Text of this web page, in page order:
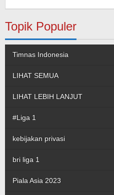
Topik Populer
Timnas Indonesia
LIHAT SEMUA
LIHAT LEBIH LANJUT
#Liga 1
kebijakan privasi
bri liga 1
Piala Asia 2023